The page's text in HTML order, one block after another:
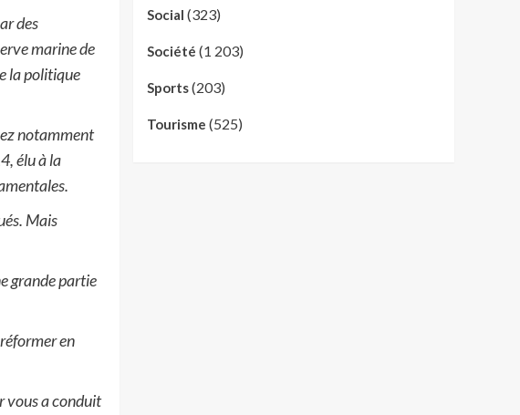
des
marine de
la politique
notamment
élu à la
Mais
grande partie
en
vous a conduit
Social (323)
Société (1 203)
Sports(203)
Tourisme (525)